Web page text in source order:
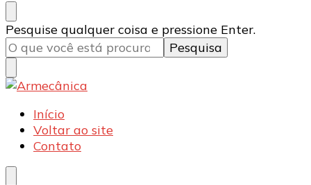
Armecânica
Blog
Procurando
algo?
Pesquise qualquer coisa e pressione Enter.
Armecânica
Blog
Início
Voltar ao site
Contato